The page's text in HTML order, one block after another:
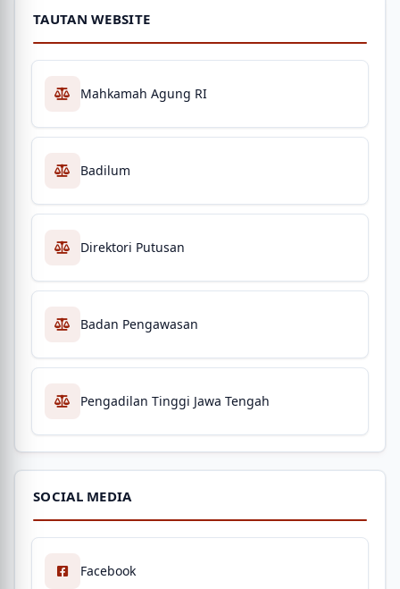
TAUTAN WEBSITE
Mahkamah Agung RI
Badilum
Direktori Putusan
Badan Pengawasan
Pengadilan Tinggi Jawa Tengah
SOCIAL MEDIA
Facebook